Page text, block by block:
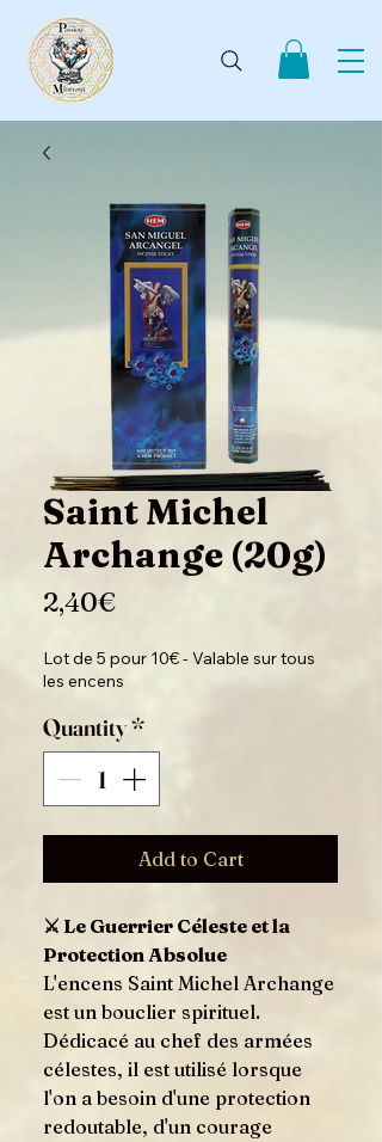
Saint Michel
Archange (20g)
2,40€Price
Lot de 5 pour 10€ - Valable sur tous
les encens
Quantity*
Add to Cart
⚔️ Le Guerrier Céleste et la
Protection Absolue
L'encens Saint Michel Archange
est un bouclier spirituel.
Dédicacé au chef des armées
célestes, il est utilisé lorsque
l'on a besoin d'une protection
redoutable, d'un courage